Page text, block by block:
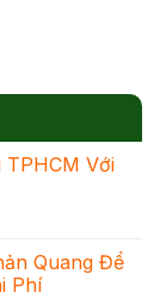
Với
Quang Để
Phí